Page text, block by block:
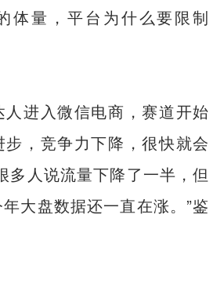
体量，平台为什么要限制
进入微信电商，赛道开始
，竞争力下降，很快就会
多人说流量下降了一半，但
大盘数据还一直在涨。”鉴